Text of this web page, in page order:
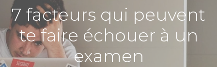
7 facteurs qui peuvent
te faire échouer à un
examen